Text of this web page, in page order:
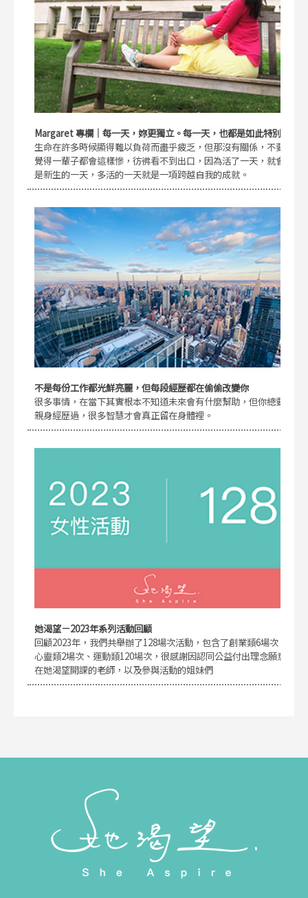
Margaret 專欄｜每一天，妳更獨立。每一天，也都是如此特別
生命在許多時候顯得難以負荷而盡乎疲乏，但那沒有關係，不要
覺得一輩子都會這樣慘，彷彿看不到出口，因為活了一天，就會
是新生的一天，多活的一天就是一項跨越自我的成就。
不是每份工作都光鮮亮麗，但每段經歷都在偷偷改變你
很多事情，在當下其實根本不知道未來會有什麼幫助，但你總要
親身經歷過，很多智慧才會真正留在身體裡。
她渴望－2023年系列活動回顧
回顧2023年，我們共舉辦了128場次活動，包含了創業類6場次、
心靈類2場次、運動類120場次，很感謝因認同公益付出理念願意
在她渴望開課的老師，以及參與活動的姐妹們